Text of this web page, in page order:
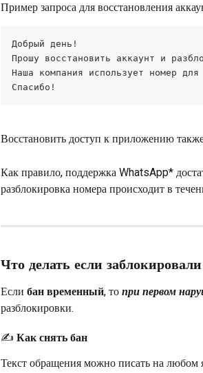
Пример запроса для восстановления
Добрый день!
Прошу восстановить аккаунт и
Наша компания использует номер
Спасибо!
Восстановить доступ к приложению
Как правило, поддержка WhatsApp*
разблокировка номера происходит в
Что делать если
Если бан временный, то при первом
разблокировки.
✍ Как снять бан
Текст обращения можно писать на любом